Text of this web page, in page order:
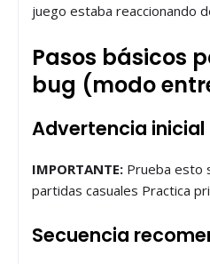
juego estaba reaccionando
Pasos básicos
bug (modo
Advertencia inicial
IMPORTANTE: Prueba esto
partidas casuales Practica
Secuencia